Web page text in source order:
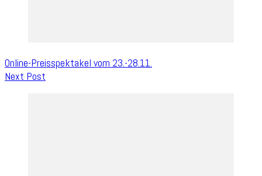
Online-Preisspektakel vom 23.-28.11.
Next Post